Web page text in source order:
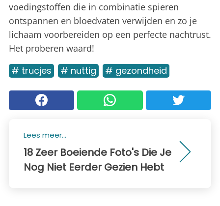
voedingstoffen die in combinatie spieren
ontspannen en bloedvaten verwijden en zo je
lichaam voorbereiden op een perfecte nachtrust.
Het proberen waard!
# trucjes # nuttig # gezondheid
Lees meer...
18 Zeer Boeiende Foto's Die Je
Nog Niet Eerder Gezien Hebt